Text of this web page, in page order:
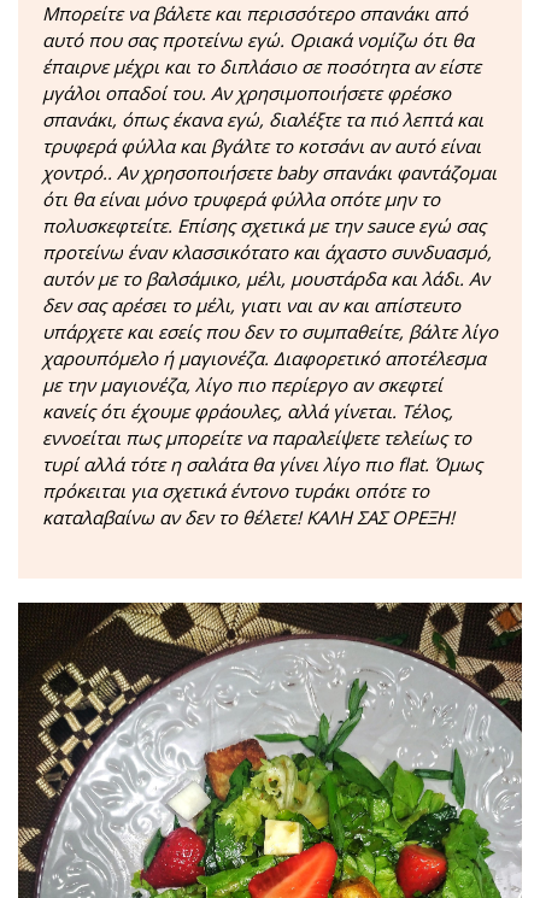
Μπορείτε να βάλετε και περισσότερο σπανάκι από
αυτό που σας προτείνω εγώ. Οριακά νομίζω ότι θα
έπαιρνε μέχρι και το διπλάσιο σε ποσότητα αν είστε
μγάλοι οπαδοί του. Αν χρησιμοποιήσετε φρέσκο
σπανάκι, όπως έκανα εγώ, διαλέξτε τα πιό λεπτά και
τρυφερά φύλλα και βγάλτε το κοτσάνι αν αυτό είναι
χοντρό.. Αν χρησοποιήσετε baby σπανάκι φαντάζομαι
ότι θα είναι μόνο τρυφερά φύλλα οπότε μην το
πολυσκεφτείτε. Επίσης σχετικά με την sauce εγώ σας
προτείνω έναν κλασσικότατο και άχαστο συνδυασμό,
αυτόν με το βαλσάμικο, μέλι, μουστάρδα και λάδι. Αν
δεν σας αρέσει το μέλι, γιατι ναι αν και απίστευτο
υπάρχετε και εσείς που δεν το συμπαθείτε, βάλτε λίγο
χαρουπόμελο ή μαγιονέζα. Διαφορετικό αποτέλεσμα
με την μαγιονέζα, λίγο πιο περίεργο αν σκεφτεί
κανείς ότι έχουμε φράουλες, αλλά γίνεται. Τέλος,
εννοείται πως μπορείτε να παραλείψετε τελείως το
τυρί αλλά τότε η σαλάτα θα γίνει λίγο πιο flat. Όμως
πρόκειται για σχετικά έντονο τυράκι οπότε το
καταλαβαίνω αν δεν το θέλετε! ΚΑΛΗ ΣΑΣ ΟΡΕΞΗ!